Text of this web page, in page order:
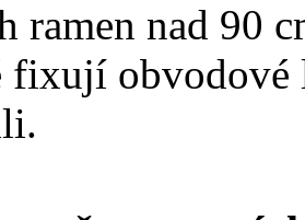
ramen nad 90
fixují obvodové